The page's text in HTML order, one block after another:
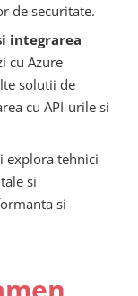
de securitate.
integrarea
cu Azure
solutii de
cu API-urile si
explora tehnici
si
si